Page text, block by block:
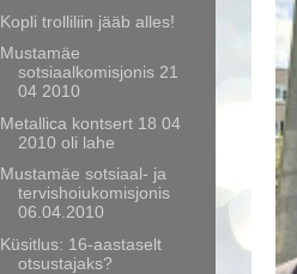
Kopli trolliliin jääb alles!
Mustamäe
sotsiaalkomisjonis 21
04 2010
Metallica kontsert 18 04
2010 oli lahe
Mustamäe sotsiaal- ja
tervishoiukomisjonis
06.04.2010
Küsitlus: 16-aastaselt
otsustajaks?